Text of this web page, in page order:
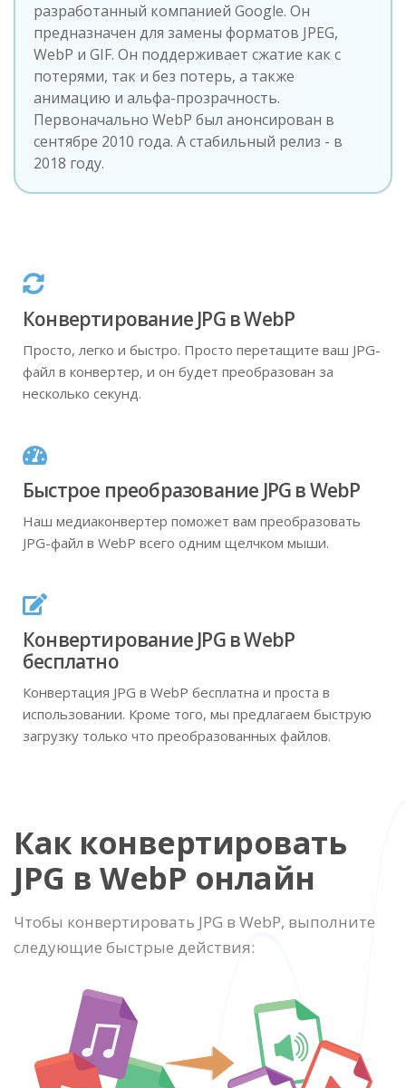
разработанный компанией Google. Он
предназначен для замены форматов JPEG,
WebP и GIF. Он поддерживает сжатие как с
потерями, так и без потерь, а также
анимацию и альфа-прозрачность.
Первоначально WebP был анонсирован в
сентябре 2010 года. А стабильный релиз - в
2018 году.
Конвертирование JPG в WebP
Просто, легко и быстро. Просто перетащите ваш JPG-
файл в конвертер, и он будет преобразован за
несколько секунд.
Быстрое преобразование JPG в WebP
Наш медиаконвертер поможет вам преобразовать
JPG-файл в WebP всего одним щелчком мыши.
Конвертирование JPG в WebP
бесплатно
Конвертация JPG в WebP бесплатна и проста в
использовании. Кроме того, мы предлагаем быструю
загрузку только что преобразованных файлов.
Как конвертировать
JPG в WebP онлайн
Чтобы конвертировать JPG в WebP, выполните
следующие быстрые действия: